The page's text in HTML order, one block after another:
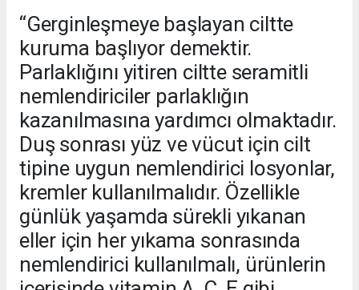
“Gerginleşmeye başlayan ciltte
kuruma başlıyor demektir.
Parlaklığını yitiren ciltte seramitli
nemlendiriciler parlaklığın
kazanılmasına yardımcı olmaktadır.
Duş sonrası yüz ve vücut için cilt
tipine uygun nemlendirici losyonlar,
kremler kullanılmalıdır. Özellikle
günlük yaşamda sürekli yıkanan
eller için her yıkama sonrasında
nemlendirici kullanılmalı, ürünlerin